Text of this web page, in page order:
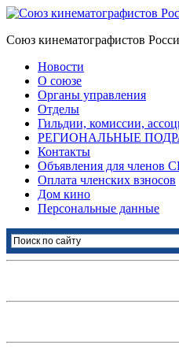
Союз кинематографистов
Новости
О союзе
Органы управления
Отделы
Гильдии, комиссии,
РЕГИОНАЛЬНЫЕ
Контакты
Объявления для членов
Оплата членских взносов
Дом кино
Персональные данные